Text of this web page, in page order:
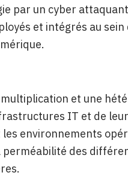
par un cyber
et intégrés au
et une
IT et de
environnements
des